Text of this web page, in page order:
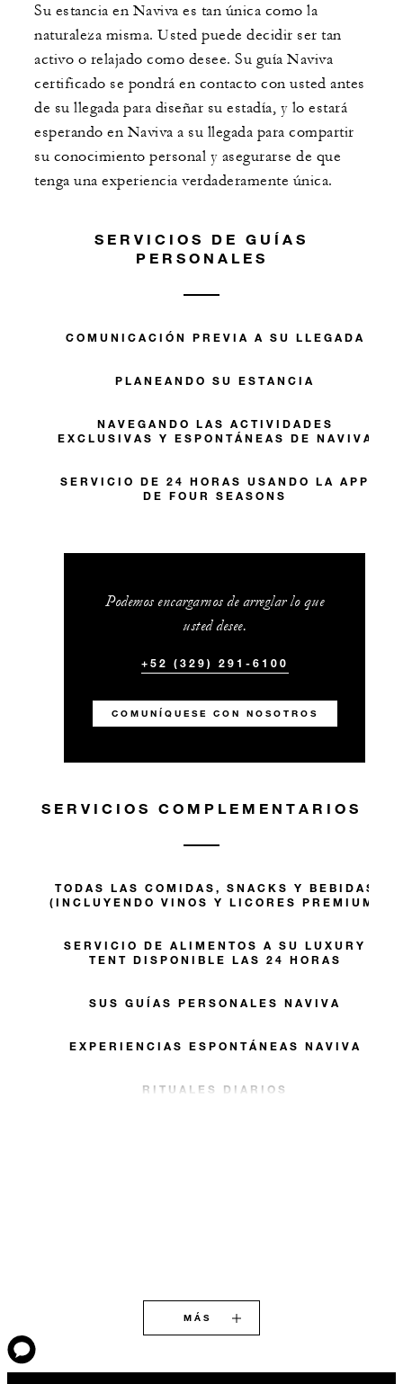
Su estancia en Naviva es tan única como la
naturaleza misma. Usted puede decidir ser tan
activo o relajado como desee. Su guía Naviva
certificado se pondrá en contacto con usted antes
de su llegada para diseñar su estadía, y lo estará
esperando en Naviva a su llegada para compartir
su conocimiento personal y asegurarse de que
tenga una experiencia verdaderamente única.
SERVICIOS DE GUÍAS
PERSONALES
COMUNICACIÓN PREVIA A SU LLEGADA
PLANEANDO SU ESTANCIA
NAVEGANDO LAS ACTIVIDADES
EXCLUSIVAS Y ESPONTÁNEAS DE NAVIVA
SERVICIO DE 24 HORAS USANDO LA APP
DE FOUR SEASONS
Podemos encargarnos de arreglar lo que
usted desee.
+52 (329) 291-6100
COMUNÍQUESE CON NOSOTROS
SERVICIOS COMPLEMENTARIOS
TODAS LAS COMIDAS, SNACKS Y BEBIDAS
(INCLUYENDO VINOS Y LICORES PREMIUM)
SERVICIO DE ALIMENTOS A SU LUXURY
TENT DISPONIBLE LAS 24 HORAS
SUS GUÍAS PERSONALES NAVIVA
EXPERIENCIAS ESPONTÁNEAS NAVIVA
RITUALES DIARIOS
MÁS